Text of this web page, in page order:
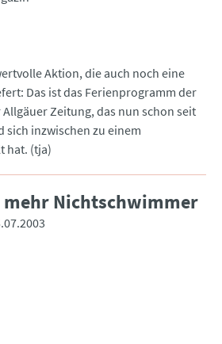
Aktion, die auch noch eine
Das ist das Ferienprogramm der
Allgäuer Zeitung, das nun schon seit
sich inzwischen zu einem
hat. (tja)
Nichtschwimmer